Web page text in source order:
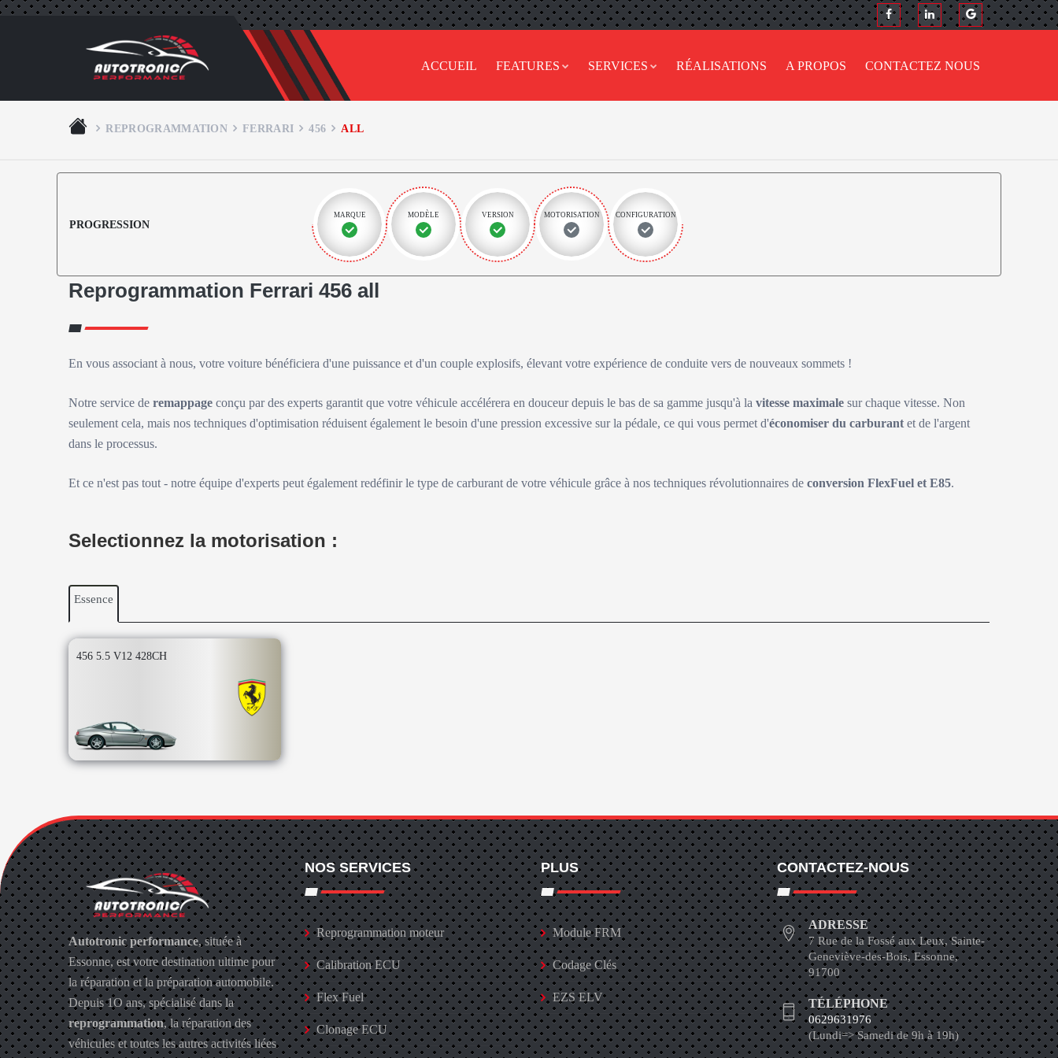
ACCUEIL FEATURES SERVICES RÉALISATIONS A PROPOS CONTACTEZ NOUS
REPROGRAMMATION FERRARI 456 ALL
PROGRESSION
MARQUE MODÈLE VERSION MOTORISATION CONFIGURATION
Reprogrammation Ferrari 456 all
En vous associant à nous, votre voiture bénéficiera d'une puissance et d'un couple explosifs, élevant votre expérience de conduite vers de nouveaux sommets !
Notre service de remappage conçu par des experts garantit que votre véhicule accélérera en douceur depuis le bas de sa gamme jusqu'à la vitesse maximale sur chaque vitesse. Non
seulement cela, mais nos techniques d'optimisation réduisent également le besoin d'une pression excessive sur la pédale, ce qui vous permet d'économiser du carburant et de l'argent
dans le processus.
Et ce n'est pas tout - notre équipe d'experts peut également redéfinir le type de carburant de votre véhicule grâce à nos techniques révolutionnaires de conversion FlexFuel et E85.
Selectionnez la motorisation :
Essence
456 5.5 V12 428CH
Autotronic performance, située à
Essonne, est votre destination ultime pour
la réparation et la préparation automobile.
Depuis 1O ans, spécialisé dans la
reprogrammation, la réparation des
véhicules et toutes les autres activités liées
NOS SERVICES
Reprogrammation moteur
Calibration ECU
Flex Fuel
Clonage ECU
PLUS
Module FRM
Codage Clés
EZS ELV
CONTACTEZ-NOUS
ADRESSE
7 Rue de la Fossé aux Leux, Sainte-
Geneviève-des-Bois, Essonne,
91700
TÉLÉPHONE
0629631976
(Lundi=> Samedi de 9h à 19h)